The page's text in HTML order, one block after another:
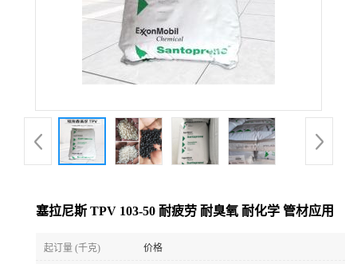
塞拉尼斯 TPV 103-50 耐疲劳 耐臭氧 耐化学 管材应用
起订量 (千克) 价格